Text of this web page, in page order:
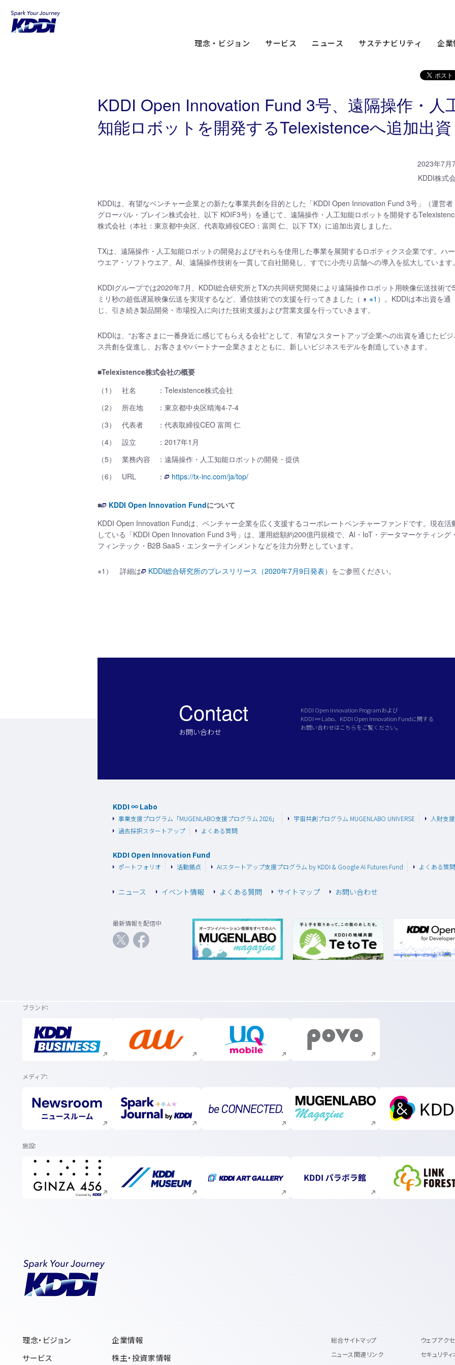
理念・ビジョン サービス ニュース サステナビリティ 企
KDDI Open Innovation Fund 3号、遠隔操作・人
知能ロボットを開発するTelexistenceへ追加出資
2023年7月
KDDI株式
KDDIは、有望なベンチャー企業との新たな事業共創を目的とした「KDDI Open Innovation Fund 3号」（運営者
グローバル・ブレイン株式会社、以下 KOIF3号）を通じて、遠隔操作・人工知能ロボットを開発する
株式会社（本社：東京都中央区、代表取締役CEO：富岡 仁、以下 TX）に追加出資しました。
TXは、遠隔操作・人工知能ロボットの開発およびそれらを使用した事業を展開するロボティクス企業です。ハ
ウエア・ソフトウエア、AI、遠隔操作技術を一貫して自社開発し、すでに小売り店舗への導入を拡大しています
KDDIグループでは2020年7月、KDDI総合研究所とTXの共同研究開発により遠隔操作ロボット用映像伝送技術で
ミリ秒の超低遅延映像伝送を実現するなど、通信技術での支援を行ってきました（
※1 ）。KDDIは本出資を通
じ、引き続き製品開発・市場投入に向けた技術支援および営業支援を行っていきます。
KDDIは、“お客さまに一番身近に感じてもらえる会社”として、有望なスタートアップ企業への出資を通じたビ
ス共創を促進し、お客さまやパートナー企業さまとともに、新しいビジネスモデルを創造していきます。
■Telexistence株式会社の概要
（1）
社名
：Telexistence株式会社
（2）
所在地
：東京都中央区晴海4-7-4
（3）
代表者
：代表取締役CEO 富岡 仁
（4）
設立
：2017年1月
（5）
業務内容
：遠隔操作・人工知能ロボットの開発・提供
（6）
URL ： https://tx-inc.com/ja/top/
■ KDDI Open Innovation Fundについて
KDDI Open Innovation Fundは、ベンチャー企業を広く支援するコーポレートベンチャーファンドです。現在活
している「KDDI Open Innovation Fund 3号」は、運用総額約200億円規模で、AI・IoT・データマーケティング
フィンテック・B2B SaaS・エンターテインメントなどを注力分野としています。
※1） 詳細は KDDI総合研究所のプレスリリース（2020年7月9日発表） をご参照ください。
Contact
お問い合わせ
KDDI Open Innovation Programおよび
KDDI ∞ Labo、KDDI Open Innovation Fundに関する
お問い合わせはこちらをご覧ください。
KDDI ∞ Labo
事業支援プログラム 「MUGENLABO支援プログラム 2026」 宇宙共創プログラム MUGENLABO UNIVERSE
人財支
過去採択スタートアップ
よくある質問
KDDI Open Innovation Fund
ポートフォリオ 活動拠点 AIスタートアップ支援プログラム by KDDI & Google AI Futures Fund よくある質問
ニュース イベント情報 よくある質問 サイトマップ お問い合わせ
最新情報を配信中
ブランド
新規ウィンドウで開く 新規ウィンドウで開く 新規ウィンドウで開く 新規ウィンドウで開く
メディア
新規ウィンドウで開く 新規ウィンドウで開く 新規ウィンドウで開く 新規ウィンドウで開く 新規ウィ
施設
新規ウィンドウで開く 新規ウィンドウで開く 新規ウィンドウで開く 新規ウィンドウで開く 新規ウィ
理念・ビジョン
サービス
企業情報
株主・投資家情報
総合サイトマップ
ニュース関連リンク
ウェブアク
セキュリテ